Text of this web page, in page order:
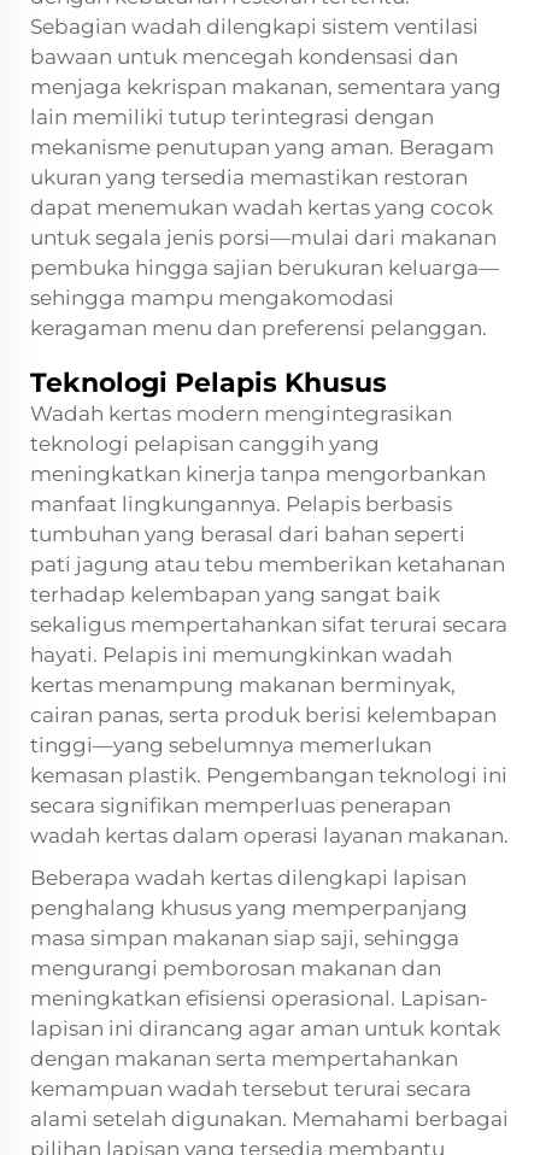
Sebagian wadah dilengkapi sistem ventilasi
bawaan untuk mencegah kondensasi dan
menjaga kekrispan makanan, sementara yang
lain memiliki tutup terintegrasi dengan
mekanisme penutupan yang aman. Beragam
ukuran yang tersedia memastikan restoran
dapat menemukan wadah kertas yang cocok
untuk segala jenis porsi—mulai dari makanan
pembuka hingga sajian berukuran keluarga—
sehingga mampu mengakomodasi
keragaman menu dan preferensi pelanggan.
Teknologi Pelapis Khusus
Wadah kertas modern mengintegrasikan
teknologi pelapisan canggih yang
meningkatkan kinerja tanpa mengorbankan
manfaat lingkungannya. Pelapis berbasis
tumbuhan yang berasal dari bahan seperti
pati jagung atau tebu memberikan ketahanan
terhadap kelembapan yang sangat baik
sekaligus mempertahankan sifat terurai secara
hayati. Pelapis ini memungkinkan wadah
kertas menampung makanan berminyak,
cairan panas, serta produk berisi kelembapan
tinggi—yang sebelumnya memerlukan
kemasan plastik. Pengembangan teknologi ini
secara signifikan memperluas penerapan
wadah kertas dalam operasi layanan makanan.
Beberapa wadah kertas dilengkapi lapisan
penghalang khusus yang memperpanjang
masa simpan makanan siap saji, sehingga
mengurangi pemborosan makanan dan
meningkatkan efisiensi operasional. Lapisan-
lapisan ini dirancang agar aman untuk kontak
dengan makanan serta mempertahankan
kemampuan wadah tersebut terurai secara
alami setelah digunakan. Memahami berbagai
pilihan lapisan yang tersedia membantu